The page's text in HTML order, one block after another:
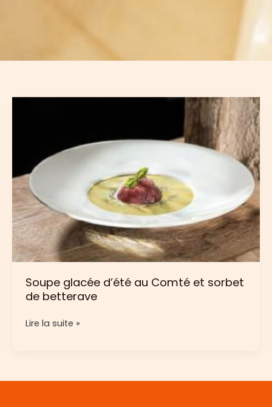
Soupe glacée d’été au Comté et sorbet
de betterave
Soupe
Comté
Lire la suite »